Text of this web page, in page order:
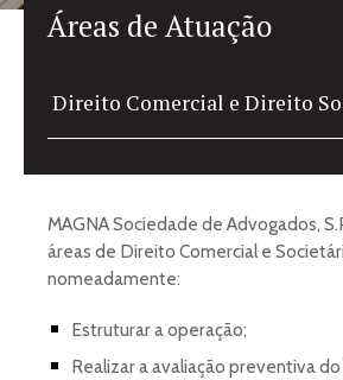
Áreas de Atuação
MAGNA Sociedade de Advogados,
áreas de Direito Comercial e
nomeadamente:
Estruturar a operação;
Realizar a avaliação preventiva